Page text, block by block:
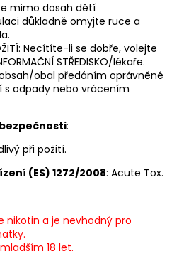
mimo dosah dětí
důkladně omyjte ruce a
Necítíte-li se dobře, volejte
STŘEDISKO/lékaře.
obal předáním oprávněné
s odpady nebo vrácením
:
při požití.
(ES) 1272/2008: Acute Tox.
nikotin a je nevhodný pro
18 let.